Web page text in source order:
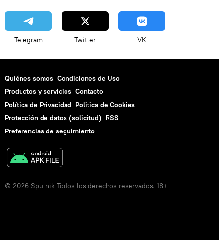
Telegram Twitter VK
Quiénes somos Condiciones de Uso
Productos y servicios Contacto
Política de Privacidad Politica de Cookies
Protección de datos (solicitud) RSS
Preferencias de seguimiento
© 2026 Sputnik Todos los derechos reservados. 18+